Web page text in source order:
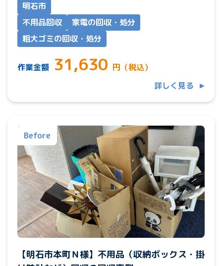
明石市
不用品回収
家電の回収・処分
粗大ゴミの回収・処分
作業金額 31,630 円（税込）
詳しく見る
Before
【明石市本町Ｎ様】不用品（収納ボックス・掛